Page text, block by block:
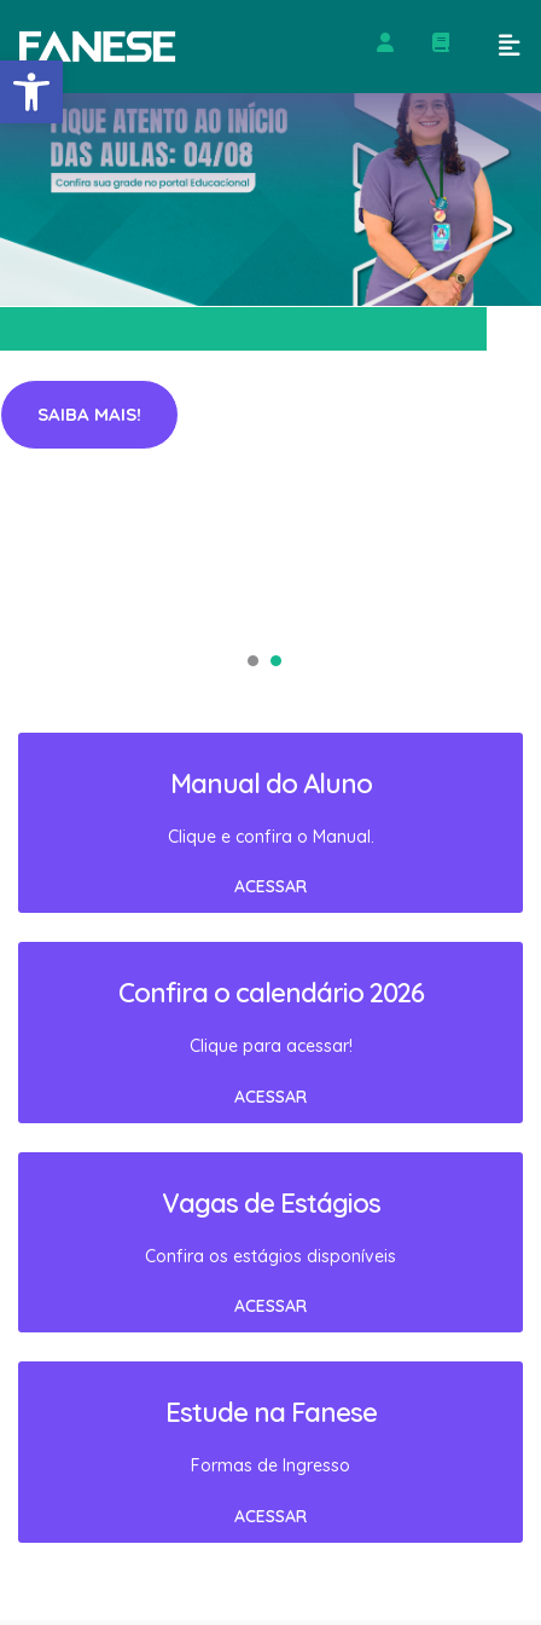
Barra de Ferramentas
SAIBA MAIS!
Manual do Aluno
Clique e confira o Manual.
ACESSAR
Confira o calendário 2026
Clique para acessar!
ACESSAR
Vagas de Estágios
Confira os estágios disponíveis
ACESSAR
Estude na Fanese
Formas de Ingresso
ACESSAR